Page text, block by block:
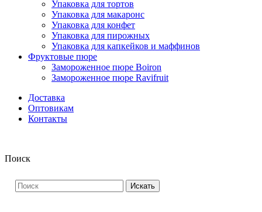
Упаковка для тортов
Упаковка для макаронс
Упаковка для конфет
Упаковка для пирожных
Упаковка для капкейков и маффинов
Фруктовые пюре
Замороженное пюре Boiron
Замороженное пюре Ravifruit
Доставка
Оптовикам
Контакты
Поиск
Искать